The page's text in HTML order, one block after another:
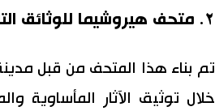
٢. متحف هيروشيما للوثائق التاريخية
تم بناء هذا المتحف من قبل
خلال توثيق الآثار المأساوية